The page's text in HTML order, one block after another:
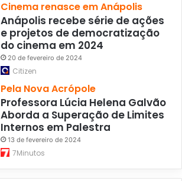
Cinema renasce em Anápolis
Anápolis recebe série de ações
e projetos de democratização
do cinema em 2024
20 de fevereiro de 2024
Citizen
Pela Nova Acrópole
Professora Lúcia Helena Galvão
Aborda a Superação de Limites
Internos em Palestra
13 de fevereiro de 2024
7Minutos